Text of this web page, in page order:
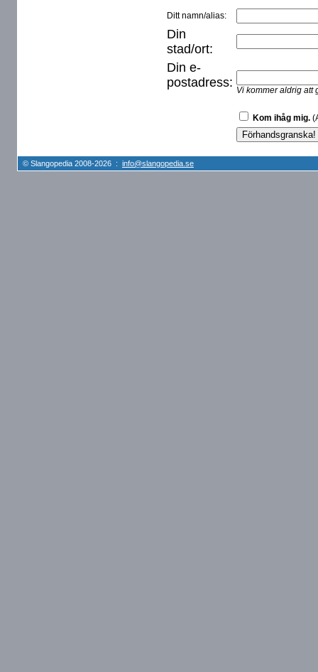
Ditt namn/alias:
Din
stad/ort:
Din e-
postadress:
Vi kommer aldrig att
Kom ihåg mig.
© Slangopedia 2008-2026 : info@slangopedia.se